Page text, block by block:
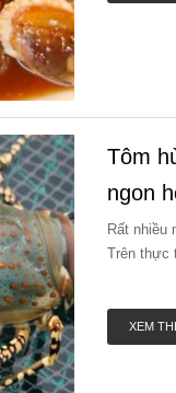
Tôm
ngon
Rất nhiều
Trên thực
XEM